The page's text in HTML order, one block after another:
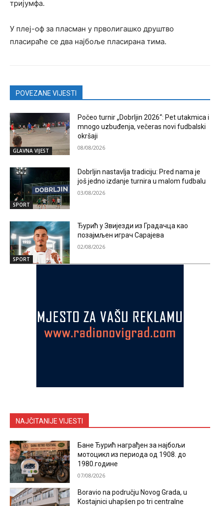
тријумфа.
У плеј-оф за пласман у прволигашко друштво
пласираће се два најбоље пласирана тима.
POVEZANE VIJESTI
GLAVNA VIJEST
Počeo turnir „Dobrljin 2026“: Pet utakmica i
mnogo uzbuđenja, večeras novi fudbalski
okršaji
08/08/2026
SPORT
Dobrljin nastavlja tradiciju: Pred nama je
još jedno izdanje turnira u malom fudbalu
03/08/2026
SPORT
Ђурић у Звијезди из Градачца као
позајмљен играч Сарајева
02/08/2026
NAJČITANIJE VIJESTI
Бане Ђурић награђен за најбољи
мотоцикл из периода од 1908. до
1980.године
07/08/2026
Boravio na području Novog Grada, u
Kostajnici uhapšen po tri centralne